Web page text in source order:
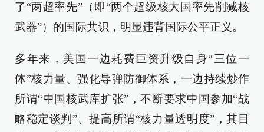
了“两超率先”（即“两个超级核大国率先削减核
武器”）的国际共识，明显违背国际公平正义。
多年来，美国一边耗费巨资升级自身“三位一
体”核力量、强化导弹防御体系，一边持续炒作
所谓“中国核武库扩张”，不断要求中国参加“战
略稳定谈判”、提高所谓“核力量透明度”，其目